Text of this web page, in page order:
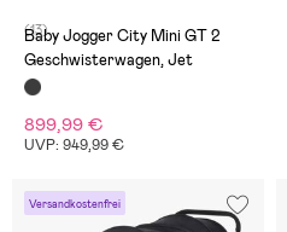
(13)
Baby Jogger City Mini GT 2
Geschwisterwagen, Jet
899,99 €
UVP: 949,99 €
Versandkostenfrei